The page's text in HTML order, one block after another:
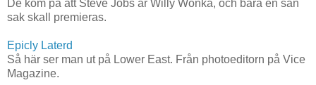
De kom på att Steve Jobs är Willy Wonka, och bara en sån
sak skall premieras.
Epicly Laterd
Så här ser man ut på Lower East. Från photoeditorn på Vice
Magazine.